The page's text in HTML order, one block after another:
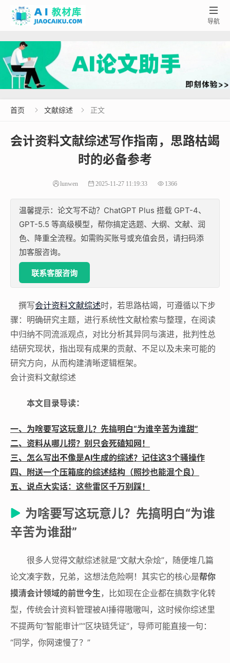

导航
首页  文献综述  正文
会计资料文献综述写作指南，思路枯竭
时的必备参考
lunwen 2025-11-27 11:19:33 1366
温馨提示：论文写不动？ChatGPT Plus 搭载 GPT-4、
GPT-5.5 等高级模型，帮你搞定选题、大纲、文献、润
色、降重全流程。如需购买账号或充值会员，请扫码添
加客服咨询。
联系客服咨询
撰写会计资料文献综述时，若思路枯竭，可遵循以下步
骤：明确研究主题，进行系统性文献检索与整理，在阅读
中归纳不同流派观点，对比分析其异同与演进，批判性总
结研究现状，指出现有成果的贡献、不足以及未来可能的
研究方向，从而构建清晰逻辑框架。
会计资料文献综述
本文目录导读：
一、为啥要写这玩意儿？先搞明白“为谁辛苦为谁甜”
二、资料从哪儿捞？别只会死磕知网！
三、怎么写出不像是AI生成的综述？记住这3个骚操作
四、附送一个压箱底的综述结构（照抄也能混个良）
五、说点大实话：这些雷区千万别踩！
为啥要写这玩意儿？先搞明白“为谁
辛苦为谁甜”
很多人觉得文献综述就是“文献大杂烩”，随便堆几篇
论文凑字数，兄弟，这想法危险啊！其实它的核心是帮你
摸清会计领域的前世今生，比如现在企业都在搞数字化转
型，传统会计资料管理被AI捶得嗷嗷叫，这时候你综述里
不提两句“智能审计”“区块链凭证”，导师可能直接一句：
“同学，你网速慢了？”